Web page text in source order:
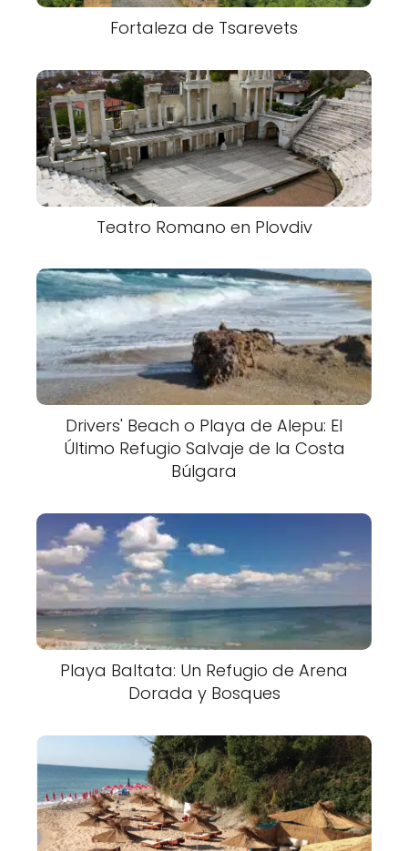
Fortaleza de Tsarevets
Teatro Romano en Plovdiv
Drivers' Beach o Playa de Alepu: El
Último Refugio Salvaje de la Costa
Búlgara
Playa Baltata: Un Refugio de Arena
Dorada y Bosques